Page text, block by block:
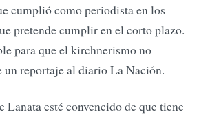
cumplió como periodista en los
pretende cumplir en el corto plazo.
para que el kirchnerismo no
un reportaje al diario La Nación.
Lanata esté convencido de que tiene